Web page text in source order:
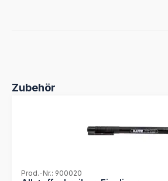
Produktgalerie überspringen
Zubehör
Prod.-Nr.: 900020